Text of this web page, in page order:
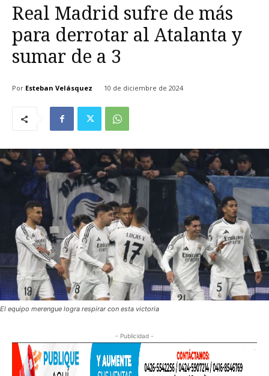
Real Madrid sufre de más
para derrotar al Atalanta y
sumar de a 3
Por Esteban Velásquez 10 de diciembre de 2024
El equipo merengue logra respirar con esta victoria
- Publicidad -